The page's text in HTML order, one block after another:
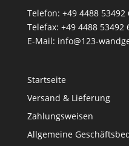
Telefon: +49 4488 53492
Telefax: +49 4488 53492
E-Mail: info@123-
Startseite
Versand & Lieferung
Zahlungsweisen
Allgemeine